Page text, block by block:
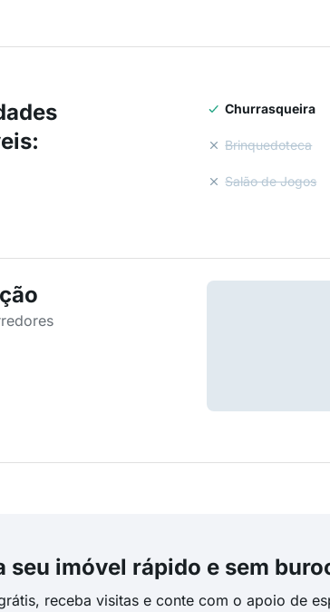
:
Churrasqueira
Brinquedoteca
Salão de Jogos
seu imóvel rápido e sem
receba visitas e conte com o apoio de